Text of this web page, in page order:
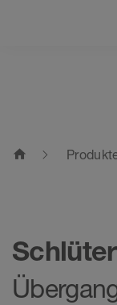
home
Schlüter